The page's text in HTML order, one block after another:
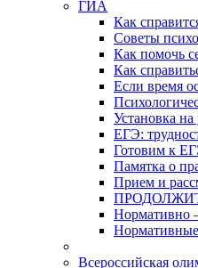
ГИА
Как
Советы
Как помочь
Как
Если время
Установка на
ЕГЭ:
Готовим к
Памятка о
Прием и
Нормативно
Всероссийская